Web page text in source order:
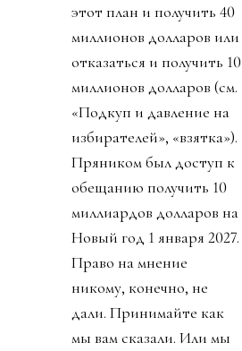
этот план и получить 40
миллионов долларов или
отказаться и получить 10
миллионов долларов (см.
«Подкуп и давление на
избирателей», «взятка»).
Пряником был доступ к
обещанию получить 10
миллиардов долларов на
Новый год 1 января 2027.
Право на мнение
никому, конечно, не
дали. Принимайте как
мы вам сказали. Или мы